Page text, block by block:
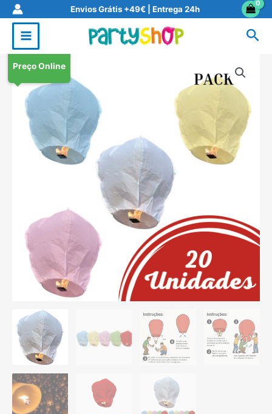
Skip
content
Envios Grátis +49€ | Entrega 24h
Preço Online